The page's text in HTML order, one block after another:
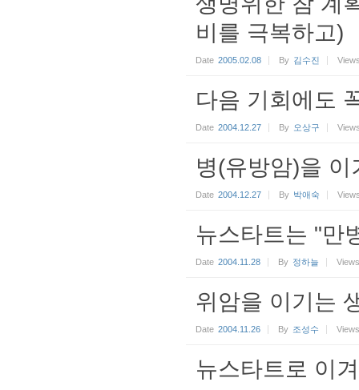
비를 극복하고)
Date 2005.02.08 By 김수진
다음 기회에도
Date 2004.12.27 By 오상구
병(유방암)을
Date 2004.12.27 By 박애숙
뉴스타트는 "만
Date 2004.11.28 By 정하늘 Views
위암을 이기는
Date 2004.11.26 By 조성수 Views
뉴스타트로 이